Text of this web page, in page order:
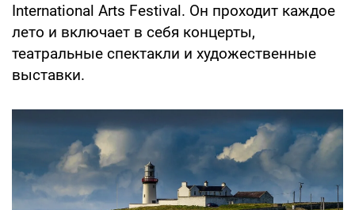
International Arts Festival. Он проходит каждое
лето и включает в себя концерты,
театральные спектакли и художественные
выставки.